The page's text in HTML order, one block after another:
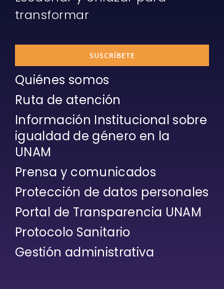
transformar
SUSCRÍBETE
Quiénes somos
Ruta de atención
Información Institucional sobre
igualdad de género en la
UNAM
Prensa y comunicados
Protección de datos personales
Portal de Transparencia UNAM
Protocolo Sanitario
Gestión administrativa